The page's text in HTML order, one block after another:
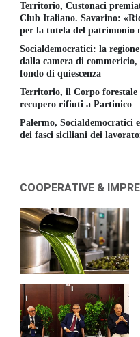
Territorio, Custonaci
Club Italiano. Savarino:
per la tutela del patrimonio
Socialdemocratici: la
dalla camera di
fondo di quiescenza
Territorio, il Corpo forestale
recupero rifiuti a Partinico
Palermo, Socialdemocratici
dei fasci siciliani dei
COOPERATIVE &